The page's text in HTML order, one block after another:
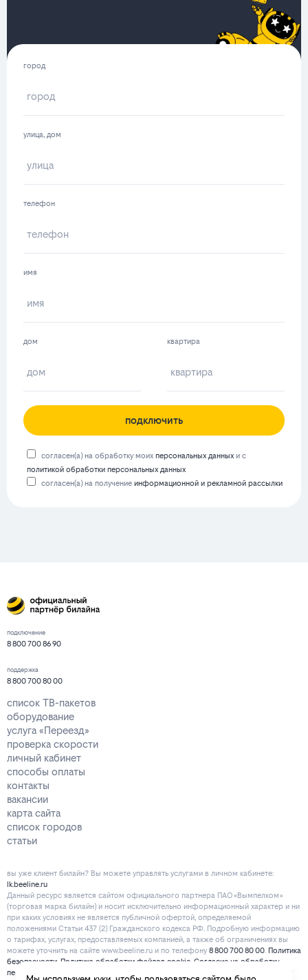
город
улица, дом
телефон
имя
дом квартира
подключить
согласен(а) на обработку моих персональных данных и с
политикой обработки персональных данных
согласен(а) на получение информационной и рекламной рассылки
подключение
8 800 700 86 90
поддержка
8 800 700 80 00
список ТВ-пакетов
оборудование
услуга «Переезд»
проверка скорости
личный кабинет
способы оплаты
контакты
вакансии
карта сайта
список городов
статьи
вы уже клиент билайн? Вы можете управлять услугами в личнoм кaбинeтe:
lk.beeline.ru
Данный ресурс является сайтом официального партнера ПАО «Вымпелком»
(торговая марка билайн) и носит исключительно информационный характер и ни
при каких условиях не является публичной офертой, определяемой
положениями Статьи 437 (2) Гражданского кодекса РФ. Подробную информацию
о тарифах, услугах, предоставляемых компанией, а также об ограничениях вы
можете уточнить на сайте www.beeline.ru и по телефону 8 800 700 80 00. Политика
безопасности Политика обработки файлов cookie Согласие на обработку
персональных данных
от